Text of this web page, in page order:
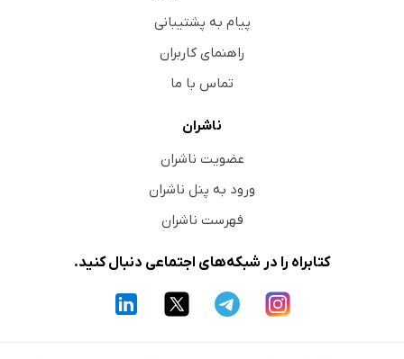
پیام به پشتیبانی
راهنمای کاربران
تماس با ما
ناشران
عضویت ناشران
ورود به پنل ناشران
فهرست ناشران
کتابراه را در شبکه‌های اجتماعی دنبال کنید.